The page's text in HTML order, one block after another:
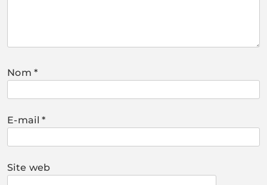
Nom*
E-mail*
Site web